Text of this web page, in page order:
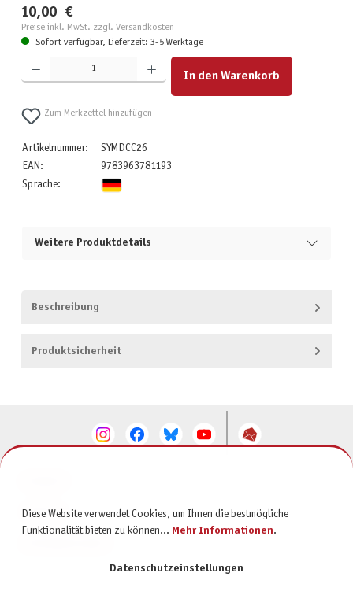
10,00 €
Preise inkl. MwSt. zzgl. Versandkosten
Sofort verfügbar, Lieferzeit: 3-5 Werktage
Produkt Anzahl: Gib den gewünschten Wert ein oder benutze die Schaltflächen um die Anzahl zu
In den Warenkorb
Zum Merkzettel hinzufügen
Artikelnummer:
SYMDCC26
EAN:
9783963781193
Sprache:
Weitere Produktdetails
Beschreibung
Produktsicherheit
SERVICE
Diese Website verwendet Cookies, um Ihnen die bestmögliche
Funktionalität bieten zu können... Mehr Informationen.
Datenschutzeinstellungen